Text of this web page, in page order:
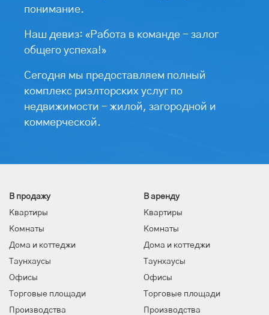
понимание.
Наш девиз: «Работа в команде - залог
общего успеха!»
Сегодня мы предоставляем полный
комплекс риэлторских услуг по
недвижимости - жилой, загородной и
коммерческой.
В продажу
Квартиры
Комнаты
Дома и коттеджи
Таунхаусы
Офисы
Торговые площади
Производства
В аренду
Квартиры
Комнаты
Дома и коттеджи
Таунхаусы
Офисы
Торговые площади
Производства